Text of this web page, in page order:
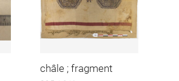
châle ; fragment